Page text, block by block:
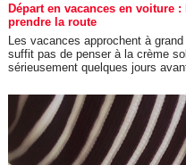
Départ en vacances en voiture
prendre la route
Les vacances approchent à
suffit pas de penser à la crème
sérieusement quelques jours